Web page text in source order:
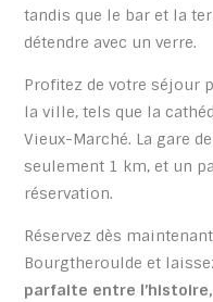
tandis que le bar et la
détendre avec un verre.
Profitez de votre séjour
la ville, tels que la
Vieux-Marché. La gare
seulement 1 km, et un
réservation.
Réservez dès
Bourgtheroulde et
parfaite entre